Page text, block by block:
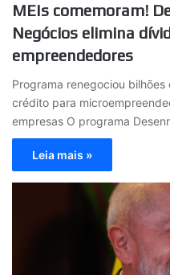
MEIs comemoram!
Negócios elimina
empreendedores
Programa renegociou
crédito para
empresas O programa
Leia mais »